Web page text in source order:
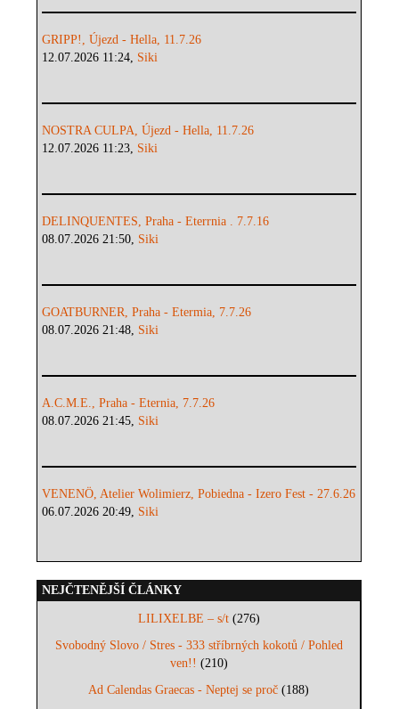
GRIPP!, Újezd - Hella, 11.7.26
12.07.2026 11:24, Siki
NOSTRA CULPA, Újezd - Hella, 11.7.26
12.07.2026 11:23, Siki
DELINQUENTES, Praha - Eterrnia . 7.7.16
08.07.2026 21:50, Siki
GOATBURNER, Praha - Etermia, 7.7.26
08.07.2026 21:48, Siki
A.C.M.E., Praha - Eternia, 7.7.26
08.07.2026 21:45, Siki
VENENÖ, Atelier Wolimierz, Pobiedna - Izero Fest - 27.6.26
06.07.2026 20:49, Siki
NEJČTENĚJŠÍ ČLÁNKY
LILIXELBE – s/t(276)
Svobodný Slovo / Stres - 333 stříbrných kokotů / Pohled
ven!! (210)
Ad Calendas Graecas - Neptej se proč (188)